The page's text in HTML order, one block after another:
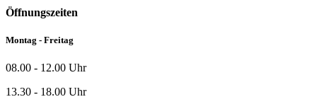
Öffnungszeiten
Montag - Freitag
08.00 - 12.00 Uhr
13.30 - 18.00 Uhr